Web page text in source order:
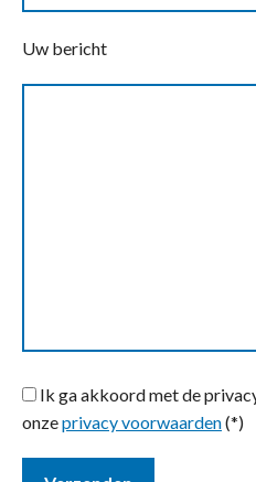
Uw bericht
Ik ga akkoord met de
onzeprivacy voorwaarden(*)